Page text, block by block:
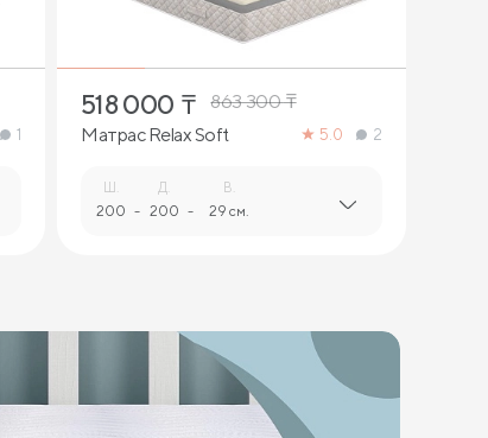
1
518 000 ₸ 863 300₸
Матрас Relax Soft
5.0 2
200 -
Д.
200 -
В.
29 см.